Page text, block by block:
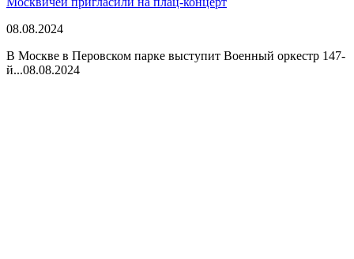
08.08.2024
В Москве в Перовском парке выступит Военный оркестр 147-
й...08.08.2024